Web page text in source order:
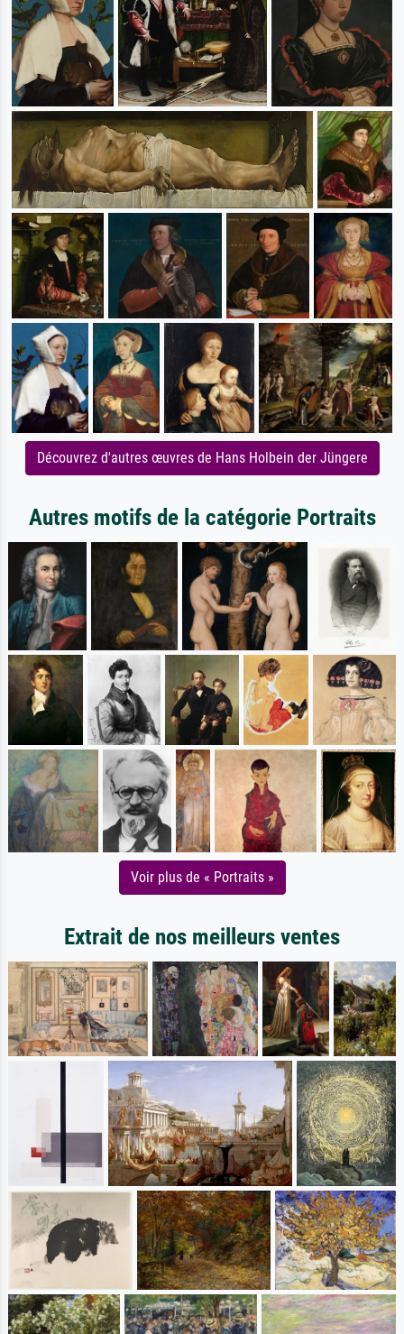
Découvrez d'autres œuvres de Hans Holbein der Jüngere
Autres motifs de la catégorie Portraits
Voir plus de « Portraits »
Extrait de nos meilleurs ventes